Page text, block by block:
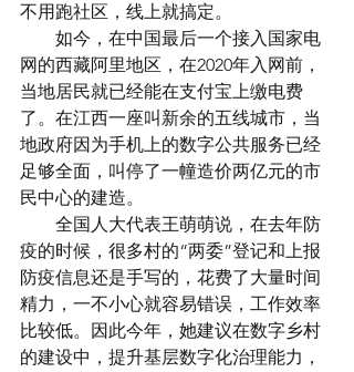
不用跑社区，线上就搞定。
如今，在中国最后一个接入国家电
网的西藏阿里地区，在2020年入网前，
当地居民就已经能在支付宝上缴电费
了。在江西一座叫新余的五线城市，当
地政府因为手机上的数字公共服务已经
足够全面，叫停了一幢造价两亿元的市
民中心的建造。
全国人大代表王萌萌说，在去年防
疫的时候，很多村的“两委”登记和上报
防疫信息还是手写的，花费了大量时间
精力，一不小心就容易错误，工作效率
比较低。因此今年，她建议在数字乡村
的建设中，提升基层数字化治理能力，